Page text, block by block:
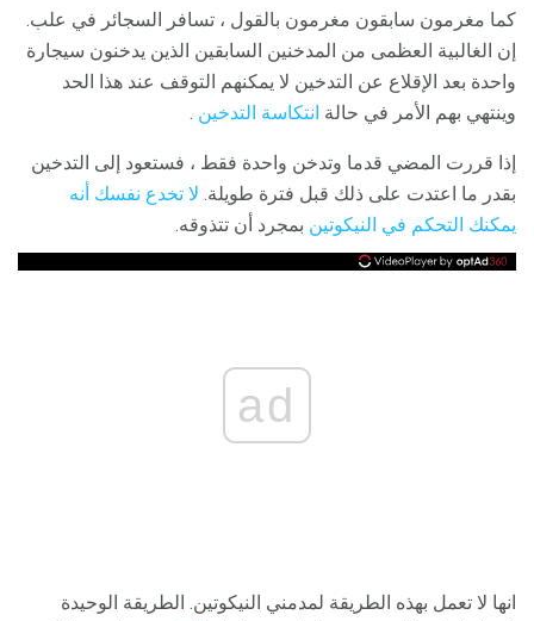
كما مغرمون سابقون مغرمون بالقول ، تسافر السجائر في علب.
إن الغالبية العظمى من المدخنين السابقين الذين يدخنون سيجارة
واحدة بعد الإقلاع عن التدخين لا يمكنهم التوقف عند هذا الحد
وينتهي بهم الأمر في حالة انتكاسة التدخين .
إذا قررت المضي قدما وتدخن واحدة فقط ، فستعود إلى التدخين
بقدر ما اعتدت على ذلك قبل فترة طويلة. لا تخدع نفسك أنه
يمكنك التحكم في النيكوتين بمجرد أن تتذوقه.
ad
انها لا تعمل بهذه الطريقة لمدمني النيكوتين. الطريقة الوحيدة